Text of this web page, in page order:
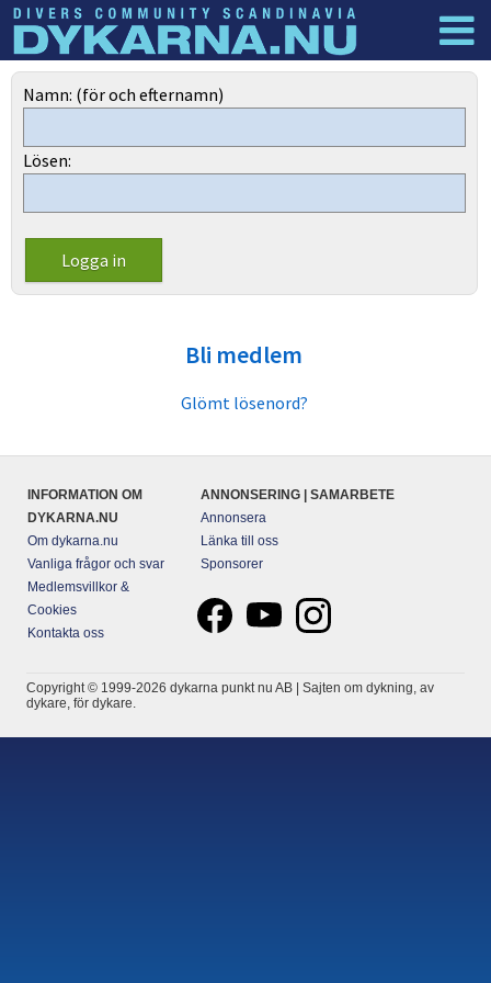
Dyknyheter
Namn: (för och efternamn)
Lösen:
Bli medlem
Glömt lösenord?
INFORMATION OM
DYKARNA.NU
Om dykarna.nu
Vanliga frågor och svar
Medlemsvillkor &
Cookies
Kontakta oss
ANNONSERING | SAMARBETE
Annonsera
Länka till oss
Sponsorer
Copyright © 1999-2026 dykarna punkt nu AB | Sajten om dykning, av
dykare, för dykare.